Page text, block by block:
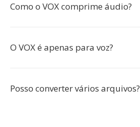
Como o VOX comprime áudio?
O VOX é apenas para voz?
Posso converter vários arquivos?